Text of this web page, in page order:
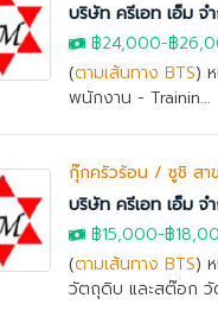
บริษัท ครีเอท เอ็ม จ
฿24,000-฿
(ตามเส้นทาง BTS)
พนักงาน - Trainin...
กุ๊กครัวร้อน / ซูชิ สา
บริษัท ครีเอท เอ็ม จ
฿15,000-฿
(ตามเส้นทาง BTS)
วัตถุดิบ และสต๊อก วั